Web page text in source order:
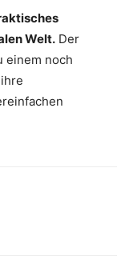
Welt. Der
einem noch